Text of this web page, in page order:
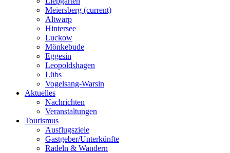
Meiersberg (current)
Altwarp
Hintersee
Luckow
Mönkebude
Eggesin
Leopoldshagen
Lübs
Vogelsang-Warsin
Aktuelles
Nachrichten
Veranstaltungen
Tourismus
Ausflugsziele
Gastgeber/Unterkünfte
Radeln & Wandern